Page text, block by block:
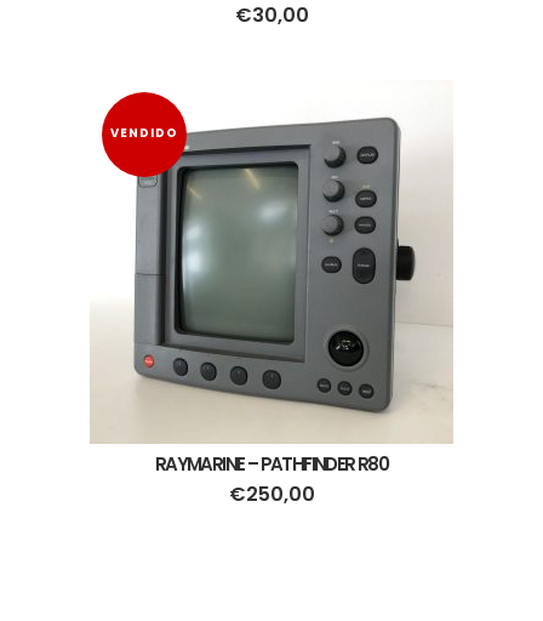
€30,00
VENDIDO
RAYMARINE – PATHFINDER R80
€250,00